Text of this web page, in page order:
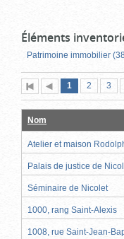
Éléments
Patrimoine immobilier
Première
page
Page
précédente
Page
1 (page
actuelle)
Page
2 3
Nom
Atelier et maison
Palais de justice de
Séminaire de Nicolet
1000, rang Saint-Alexis
1008, rue Saint-Jean-